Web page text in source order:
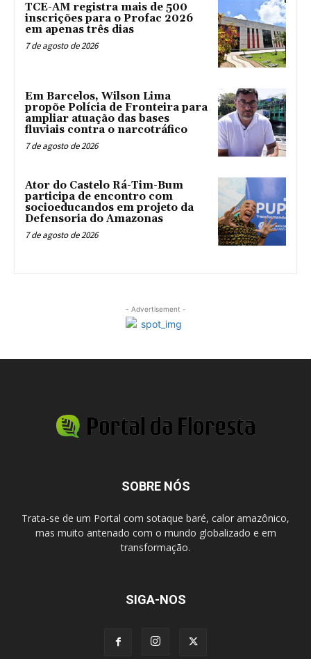
TCE-AM registra mais de 500
inscrições para o Profac 2026
em apenas três dias
7 de agosto de 2026
Em Barcelos, Wilson Lima
propõe Polícia de Fronteira para
ampliar atuação das bases
fluviais contra o narcotráfico
7 de agosto de 2026
Ator do Castelo Rá-Tim-Bum
participa de encontro com
socioeducandos em projeto da
Defensoria do Amazonas
7 de agosto de 2026
- Advertisement -
SOBRE NÓS
Trata-se de um Portal com sotaque baré, calor amazônico,
mas muito antenado com o mundo globalizado e em
transformação.
SIGA-NOS